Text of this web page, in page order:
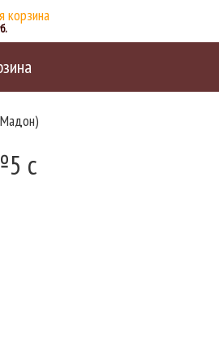
корзина
с